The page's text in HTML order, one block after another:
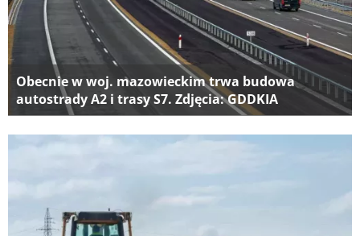
Obecnie w woj. mazowieckim trwa budowa
autostrady A2 i trasy S7. Zdjęcia: GDDKIA